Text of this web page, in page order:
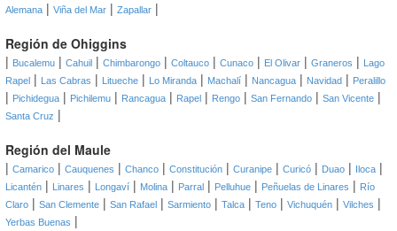
Alemana | Viña del Mar | Zapallar |
Región de Ohiggins
| Bucalemu | Cahuil | Chimbarongo | Coltauco | Cunaco | El Olivar | Graneros |
Lago
Rapel | Las Cabras | Litueche | Lo Miranda | Machalí | Nancagua | Navidad | Peralillo
| Pichidegua | Pichilemu | Rancagua | Rapel | Rengo | San Fernando | San Vicente |
Santa Cruz |
Región del Maule
| Camarico | Cauquenes | Chanco | Constitución | Curanipe | Curicó | Duao | Iloca |
Licantén | Linares | Longaví | Molina | Parral | Pelluhue | Peñuelas de Linares | Río
Claro | San Clemente | San Rafael | Sarmiento | Talca | Teno | Vichuquén | Vilches |
Yerbas Buenas |